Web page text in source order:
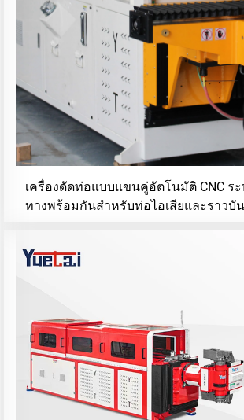
เครื่องดัดท่อแบบแขนคู่อัตโนมัติ CNC ร
ทางพร้อมกันสำหรับท่อไอเสียและราวบั